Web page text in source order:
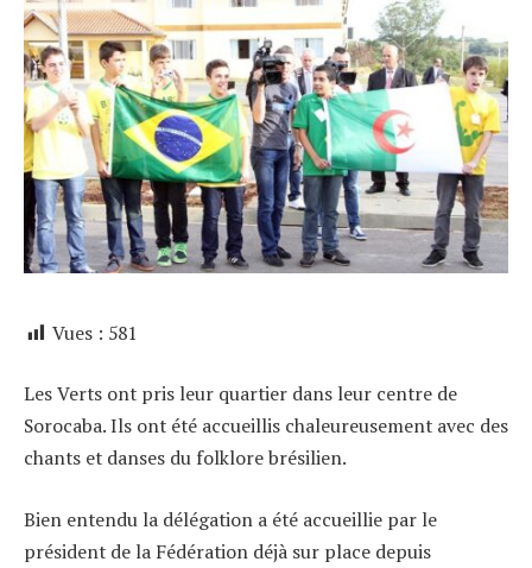
Vues : 581
Les Verts ont pris leur quartier dans leur centre de
Sorocaba. Ils ont été accueillis chaleureusement avec des
chants et danses du folklore brésilien.
Bien entendu la délégation a été accueillie par le
président de la Fédération déjà sur place depuis